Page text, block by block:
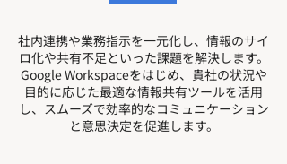
社内連携や業務指示を一元化し、情報のサイ
ロ化や共有不足といった課題を解決します。
Google Workspaceをはじめ、貴社の状況や
目的に応じた最適な情報共有ツールを活用
し、スムーズで効率的なコミュニケーション
と意思決定を促進します。